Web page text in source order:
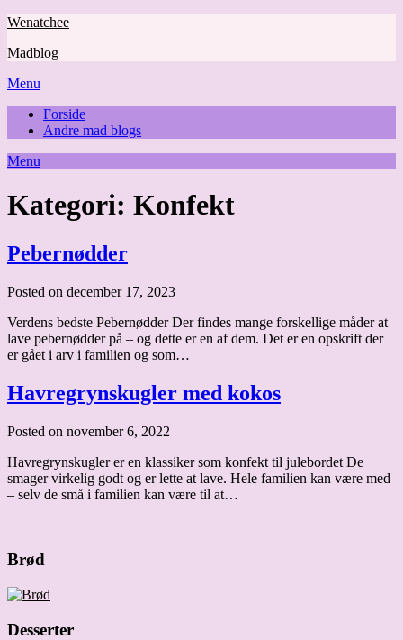
Skip
content
Wenatchee
Madblog
Menu
Forside
Andre mad blogs
Menu
Kategori: Konfekt
Pebernødder
Posted on december 17, 2023
Verdens bedste Pebernødder Der findes mange forskellige måder at
lave pebernødder på – og dette er en af dem. Det er en opskrift der
er gået i arv i familien og som…
Havregrynskugler med kokos
Posted on november 6, 2022
Havregrynskugler er en klassiker som konfekt til julebordet De
smager virkelig godt og er lette at lave. Hele familien kan være med
– selv de små i familien kan være til at…
Brød
Desserter